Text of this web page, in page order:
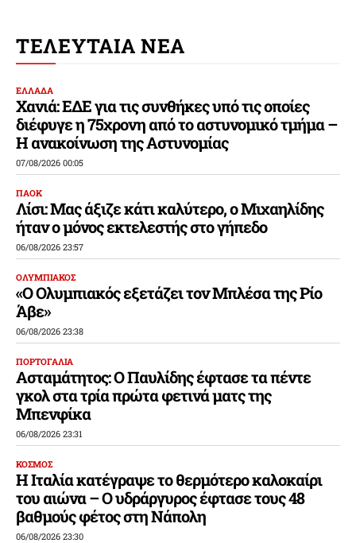
ΤΕΛΕΥΤΑΙΑ ΝΕΑ
ΕΛΛΑΔΑ
Χανιά: ΕΔΕ για τις συνθήκες υπό τις οποίες
διέφυγε η 75χρονη από το αστυνομικό τμήμα –
Η ανακοίνωση της Αστυνομίας
07/08/2026 00:05
ΠΑΟΚ
Λίσι: Μας άξιζε κάτι καλύτερο, ο Μιχαηλίδης
ήταν ο μόνος εκτελεστής στο γήπεδο
06/08/2026 23:57
ΟΛΥΜΠΙΑΚΟΣ
«Ο Ολυμπιακός εξετάζει τον Μπλέσα της Ρίο
Άβε»
06/08/2026 23:38
ΠΟΡΤΟΓΑΛΙΑ
Ασταμάτητος: Ο Παυλίδης έφτασε τα πέντε
γκολ στα τρία πρώτα φετινά ματς της
Μπενφίκα
06/08/2026 23:31
ΚΟΣΜΟΣ
Η Ιταλία κατέγραψε το θερμότερο καλοκαίρι
του αιώνα – Ο υδράργυρος έφτασε τους 48
βαθμούς φέτος στη Νάπολη
06/08/2026 23:30